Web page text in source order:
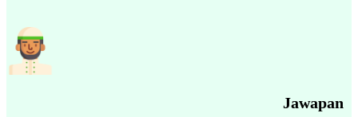
Jawapan